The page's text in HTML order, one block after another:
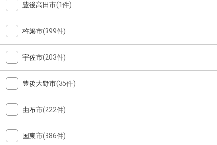
豊後高田市(1件)
杵築市(399件)
宇佐市(203件)
豊後大野市(35件)
由布市(222件)
国東市(386件)